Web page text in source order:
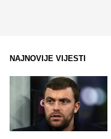
NAJNOVIJE VIJESTI